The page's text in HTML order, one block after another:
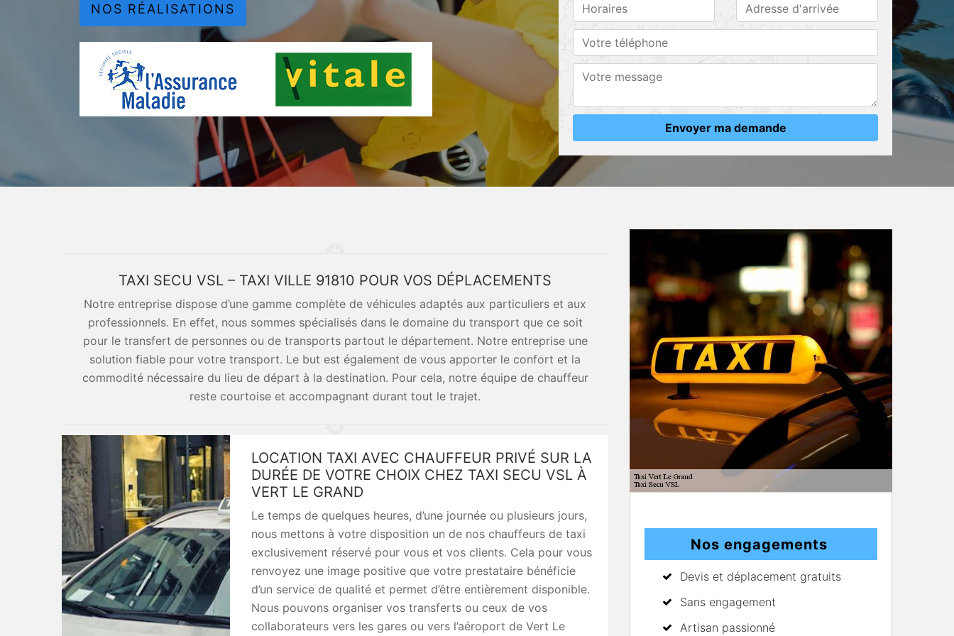
NOS RÉALISATIONS
TAXI SECU VSL – TAXI VILLE 91810 POUR VOS DÉPLACEMENTS
Notre entreprise dispose d’une gamme complète de véhicules adaptés aux particuliers et aux
professionnels. En effet, nous sommes spécialisés dans le domaine du transport que ce soit
pour le transfert de personnes ou de transports partout le département. Notre entreprise une
solution fiable pour votre transport. Le but est également de vous apporter le confort et la
commodité nécessaire du lieu de départ à la destination. Pour cela, notre équipe de chauffeur
reste courtoise et accompagnant durant tout le trajet.
LOCATION TAXI AVEC CHAUFFEUR PRIVÉ SUR LA
DURÉE DE VOTRE CHOIX CHEZ TAXI SECU VSL À
VERT LE GRAND
Le temps de quelques heures, d’une journée ou plusieurs jours,
nous mettons à votre disposition un de nos chauffeurs de taxi
exclusivement réservé pour vous et vos clients. Cela pour vous
renvoyez une image positive que votre prestataire bénéficie
d’un service de qualité et permet d’être entièrement disponible.
Nous pouvons organiser vos transferts ou ceux de vos
collaborateurs vers les gares ou vers l’aéroport de Vert Le
Nos engagements
Devis et déplacement gratuits
Sans engagement
Artisan passionné